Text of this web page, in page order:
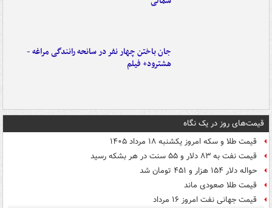
جان باختن چهار نفر در سانحه رانندگی مراغه -
هشترود+ فیلم
قیمت‌های روز در یک نگاه
قیمت طلا و سکه امروز یکشنبه ۱۸ مرداد ۱۴۰۵
قیمت نفت به ۸۳ دلار و ۵۵ سنت در هر بشکه رسید
حواله دلار ۱۵۴ هزار و ۴۵۱ تومان شد
قیمت طلا صعودی ماند
قیمت جهانی نفت امروز ۱۶ مرداد